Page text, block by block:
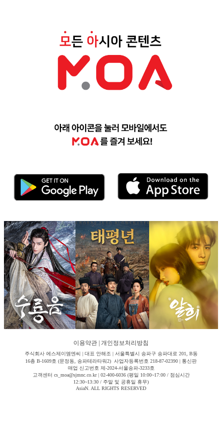
이용약관 개인정보처리방침
주식회사 에스제이엠엔씨 | 대표 안해조 | 서울특별시 송파구 송파대로 201, B동
16층 B-1609호 (문정동, 송파테라타워2) 사업자등록번호 218-87-02390 | 통신판
매업 신고번호 제-2024-서울송파-3233호
고객센터 cs_moa@sjmnc.co.kr | 02-400-6036 (평일 10:00~17:00 / 점심시간
12:30~13:30 / 주말 및 공휴일 휴무)
AsiaN. ALL RIGHTS RESERVED